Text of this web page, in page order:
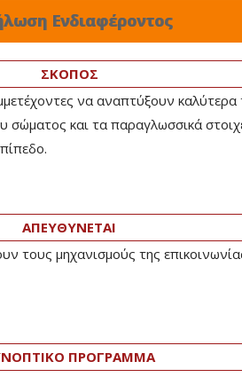
Ενδιαφέροντος
ΣΚΟΠΟΣ
να αναπτύξουν καλύτερα
και τα παραγλωσσικά
ΑΠΕΥΘΥΝΕΤΑΙ
μηχανισμούς της επικοινωνίας
ΠΡΟΓΡΑΜΜΑ